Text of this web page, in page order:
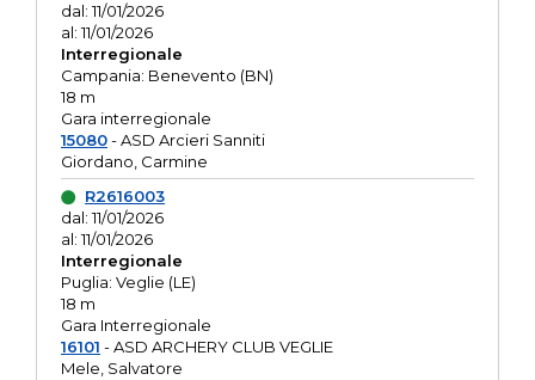
dal: 11/01/2026
al: 11/01/2026
Interregionale
Campania: Benevento (BN)
18 m
Gara interregionale
15080- ASD Arcieri Sanniti
Giordano, Carmine
R2616003
dal: 11/01/2026
al: 11/01/2026
Interregionale
Puglia: Veglie (LE)
18 m
Gara Interregionale
16101 - ASD ARCHERY CLUB VEGLIE
Mele, Salvatore